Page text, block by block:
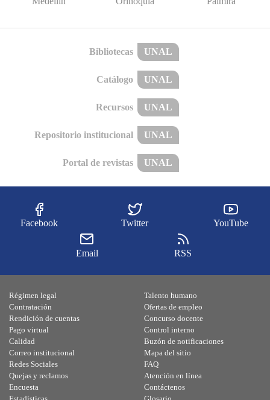
Bibliotecas UNAL
Catálogo UNAL
Recursos UNAL
Repositorio institucional UNAL
Portal de revistas UNAL
Facebook Twitter YouTube
Email RSS
Régimen legal
Contratación
Rendición de cuentas
Pago virtual
Calidad
Talento humano
Ofertas de empleo
Concurso docente
Control interno
Buzón de notificaciones
Correo institucional
Redes Sociales
Quejas y reclamos
Encuesta
Mapa del sitio
FAQ
Atención en línea
Contáctenos